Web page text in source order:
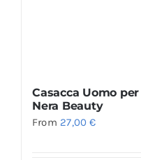
Casacca Uomo
Nera Beauty
From 27,00€